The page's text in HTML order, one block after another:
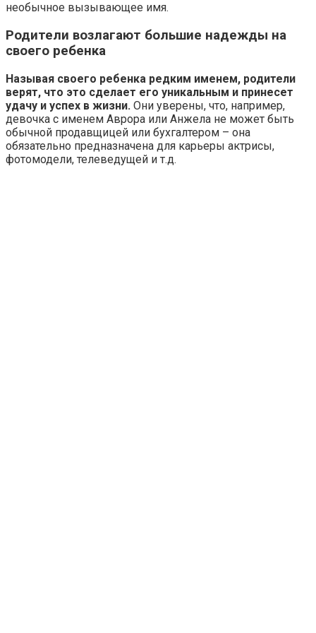
необычное вызывающее имя.
Родители возлагают большие надежды на
своего ребенка
Называя своего ребенка редким именем, родители
верят, что это сделает его уникальным и принесет
удачу и успех в жизни. Они уверены, что, например,
девочка с именем Аврора или Анжела не может быть
обычной продавщицей или бухгалтером – она
обязательно предназначена для карьеры актрисы,
фотомодели, телеведущей и т.д.